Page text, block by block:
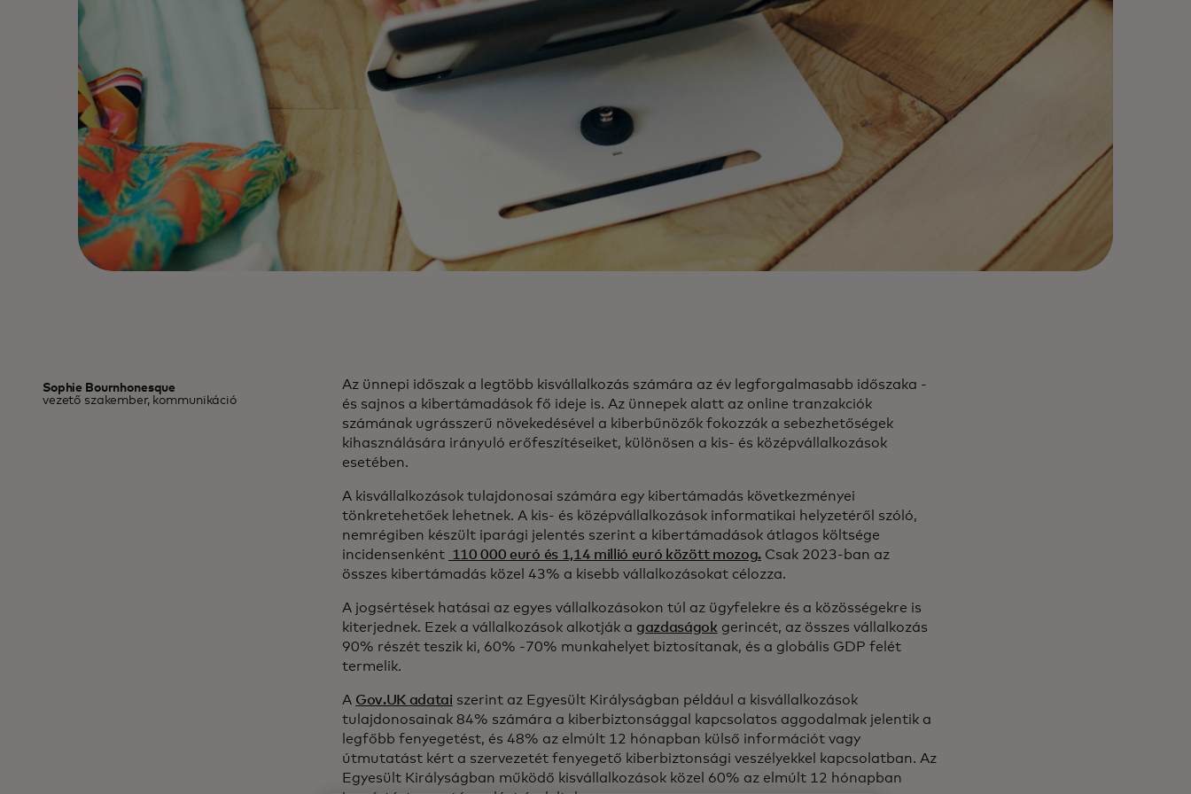
Sophie Bournhonesque
vezető szakember, kommunikáció
Az ünnepi időszak a legtöbb kisvállalkozás számára az év legforgalmasabb időszaka -
és sajnos a kibertámadások fő ideje is. Az ünnepek alatt az online tranzakciók
számának ugrásszerű növekedésével a kiberbűnözők fokozzák a sebezhetőségek
kihasználására irányuló erőfeszítéseiket, különösen a kis- és középvállalkozások
esetében.
A kisvállalkozások tulajdonosai számára egy kibertámadás következményei
tönkretehetőek lehetnek. A kis- és középvállalkozások informatikai helyzetéről szóló,
nemrégiben készült iparági jelentés szerint a kibertámadások átlagos költsége
incidensenként 110 000 euró és 1,14 millió euró között mozog.Csak 2023-ban az
összes kibertámadás közel 43% a kisebb vállalkozásokat célozza.
A jogsértések hatásai az egyes vállalkozásokon túl az ügyfelekre és a közösségekre is
kiterjednek. Ezek a vállalkozások alkotják a gazdaságok gerincét, az összes vállalkozás
90% részét teszik ki, 60% -70% munkahelyet biztosítanak, és a globális GDP felét
termelik.
A Gov.UK adatai szerint az Egyesült Királyságban például a kisvállalkozások
tulajdonosainak 84% számára a kiberbiztonsággal kapcsolatos aggodalmak jelentik a
legfőbb fenyegetést, és 48% az elmúlt 12 hónapban külső információt vagy
útmutatást kért a szervezetét fenyegető kiberbiztonsági veszélyekkel kapcsolatban. Az
Egyesült Királyságban működő kisvállalkozások közel 60% az elmúlt 12 hónapban